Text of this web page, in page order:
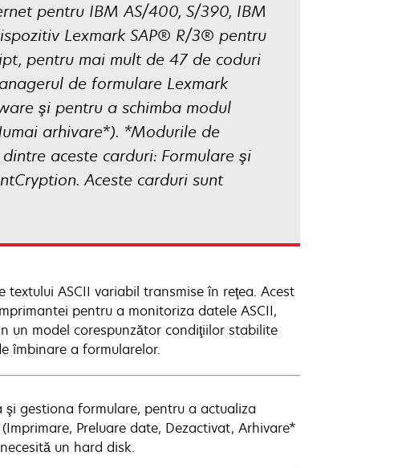
pentru IBM AS/400, S/390, IBM
Lexmark SAP® R/3® pentru
pentru mai mult de 47 de coduri
de formulare Lexmark
şi pentru a schimba modul
arhivare*). *Modurile de
aceste carduri: Formulare şi
Aceste carduri sunt
ASCII variabil transmise în reţea. Acest
pentru a monitoriza datele ASCII,
un model corespunzător condiţiilor stabilite
îmbinare a formularelor.
gestiona formulare, pentru a actualiza
Preluare date, Dezactivat, Arhivare*
un hard disk.